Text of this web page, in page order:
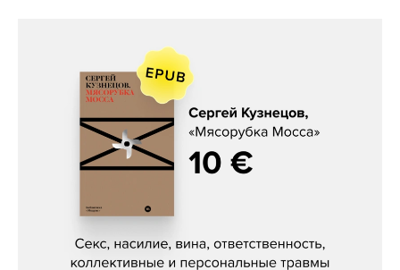
Сергей Кузнецов, «Мясорубка